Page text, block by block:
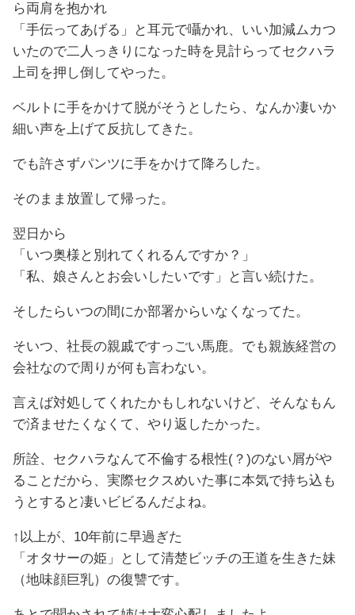
ら両肩を抱かれ
「手伝ってあげる」と耳元で囁かれ、いい加減ムカつ
いたので二人っきりになった時を見計らってセクハラ
上司を押し倒してやった。
ベルトに手をかけて脱がそうとしたら、なんか凄いか
細い声を上げて反抗してきた。
でも許さずパンツに手をかけて降ろした。
そのまま放置して帰った。
翌日から
「いつ奥様と別れてくれるんですか？」
「私、娘さんとお会いしたいです」と言い続けた。
そしたらいつの間にか部署からいなくなってた。
そいつ、社長の親戚ですっごい馬鹿。でも親族経営の
会社なので周りが何も言わない。
言えば対処してくれたかもしれないけど、そんなもん
で済ませたくなくて、やり返したかった。
所詮、セクハラなんて不倫する根性(？)のない屑がや
ることだから、実際セクスめいた事に本気で持ち込も
うとすると凄いビビるんだよね。
↑以上が、10年前に早過ぎた
「オタサーの姫」として清楚ビッチの王道を生きた妹
（地味顔巨乳）の復讐です。